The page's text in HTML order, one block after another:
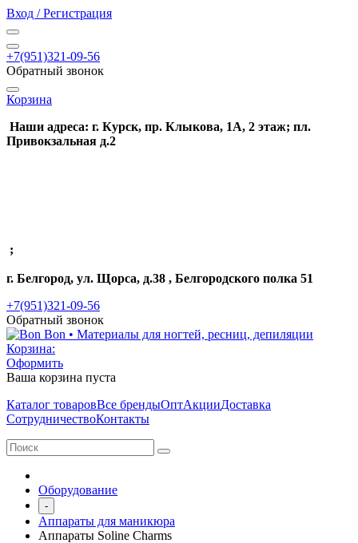
Вход / Регистрация
+7(951)321-09-56
Обратный звонок
Корзина
Наши адреса: г. Курск, пр. Клыкова, 1А, 2 этаж; пл.
Привокзальная д.2
;
г. Белгород, ул. Щорса, д.38 , Белгородского полка 51
+7(951)321-09-56
Обратный звонок
Корзина:
Оформить
Ваша корзина пуста
Каталог товаровВсе брендыОптАкцииДоставка
СотрудничествоКонтакты
Оборудование
-
Аппараты для маникюра
Аппараты Soline Charms